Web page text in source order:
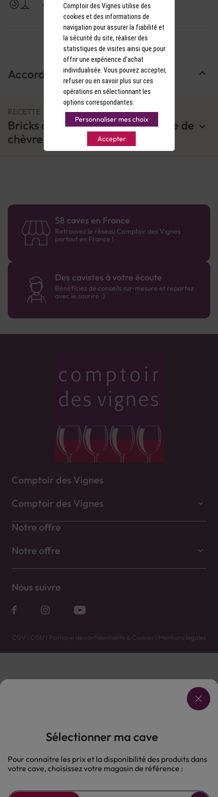
9-10°C
Accords Mets & Vins
RECETTE
Bricks à la tomate et au fromage de
chèvre
58 caves en France
Retrouvez le réseau Comptoir des Vignes
partout en France !
Des cavistes à votre écoute
Bénéficiez de conseils sur-mesure et repartez
avec le sourire :)
Comptoir des Vignes
Comptoir des Vignes
Notre offre
Notre offre
Nous suivre
CGV | CGU | Politique de confidentialité & Cookies | Mentions légales
Vente uniquement en caves. Contactez votre caviste pour plus de renseignements.
L'ABUS D'ALCOOL EST DANGEREUX POUR LA SANTÉ, À CONSOMMER AVEC MODÉRATION.
Sélectionner ma cave
Pour connaitre les prix et la disponibilité des produits dans
votre cave, choisissez votre magasin de référence :
Comptoir des Vignes utilise des
cookies et des informations de
navigation pour assurer la fiabilité et
la sécurité du site, réaliser des
statistiques de visites ainsi que pour
offrir une expérience d'achat
individualisée. Vous pouvez accepter,
refuser ou en savoir plus sur ces
opérations en sélectionnant les
options correspondantes.
Personnaliser mes choix
Accepter